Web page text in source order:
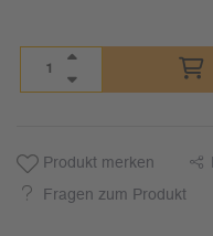
Produkt merken
Fragen zum Produkt